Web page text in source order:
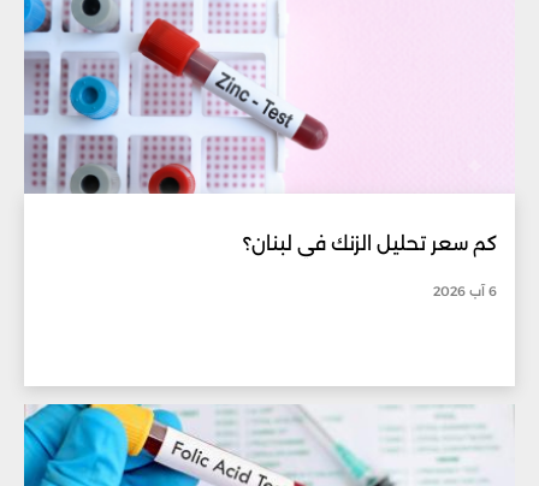
كم سعر تحليل الزنك في لبنان؟
6 آب 2026